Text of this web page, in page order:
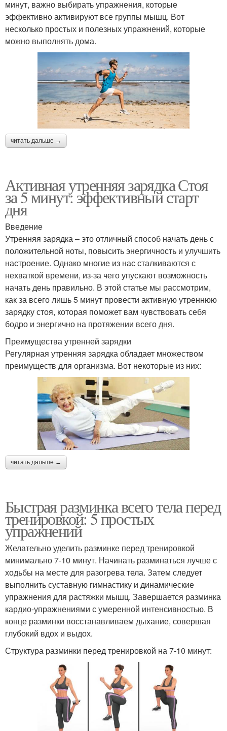
минут, важно выбирать упражнения, которые
эффективно активируют все группы мышц. Вот
несколько простых и полезных упражнений, которые
можно выполнять дома.
читать дальше →
Активная утренняя зарядка Стоя
за 5 минут: эффективный старт
дня
Введение
Утренняя зарядка – это отличный способ начать день с
положительной ноты, повысить энергичность и улучшить
настроение. Однако многие из нас сталкиваются с
нехваткой времени, из-за чего упускают возможность
начать день правильно. В этой статье мы рассмотрим,
как за всего лишь 5 минут провести активную утреннюю
зарядку стоя, которая поможет вам чувствовать себя
бодро и энергично на протяжении всего дня.
Преимущества утренней зарядки
Регулярная утренняя зарядка обладает множеством
преимуществ для организма. Вот некоторые из них:
читать дальше →
Быстрая разминка всего тела перед
тренировкой: 5 простых
упражнений
Желательно уделить разминке перед тренировкой
минимально 7-10 минут. Начинать разминаться лучше с
ходьбы на месте для разогрева тела. Затем следует
выполнить суставную гимнастику и динамические
упражнения для растяжки мышц. Завершается разминка
кардио-упражнениями с умеренной интенсивностью. В
конце разминки восстанавливаем дыхание, совершая
глубокий вдох и выдох.
Структура разминки перед тренировкой на 7-10 минут: